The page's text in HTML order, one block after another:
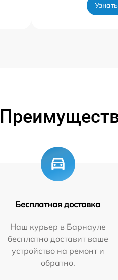
Бесплатная доставка
Наш курьер в Барнауле
бесплатно доставит ваше
устройство на ремонт и
обратно.